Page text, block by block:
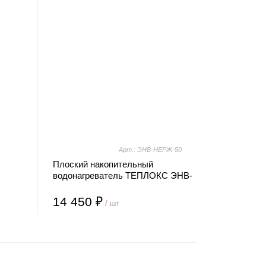
Арт.: ЭНВ-НЕРЖ-50
Плоский накопительный
водонагреватель ТЕПЛОКС ЭНВ-
14 450 ₽ / шт